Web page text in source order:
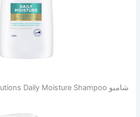
شامبو Dove Nutritive Solutions Daily Moisture Shampoo